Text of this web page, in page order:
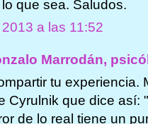
que sea. Saludos.
a las 11:52
Marrodán,
tu experiencia.
Cyrulnik que dice así:
de lo real tiene un